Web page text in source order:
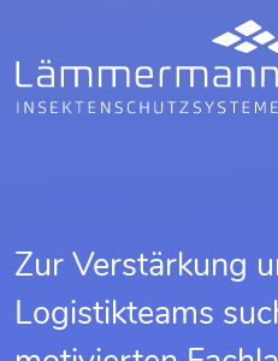
Zur Verstärkung
Logistikteams